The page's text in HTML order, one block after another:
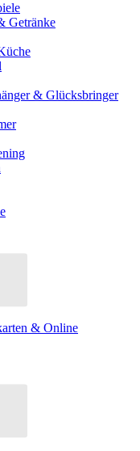
Getränke
& Glücksbringer
& Online